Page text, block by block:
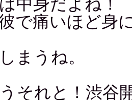
中身だよね！
で痛いほど身
まうね。
それと！渋谷